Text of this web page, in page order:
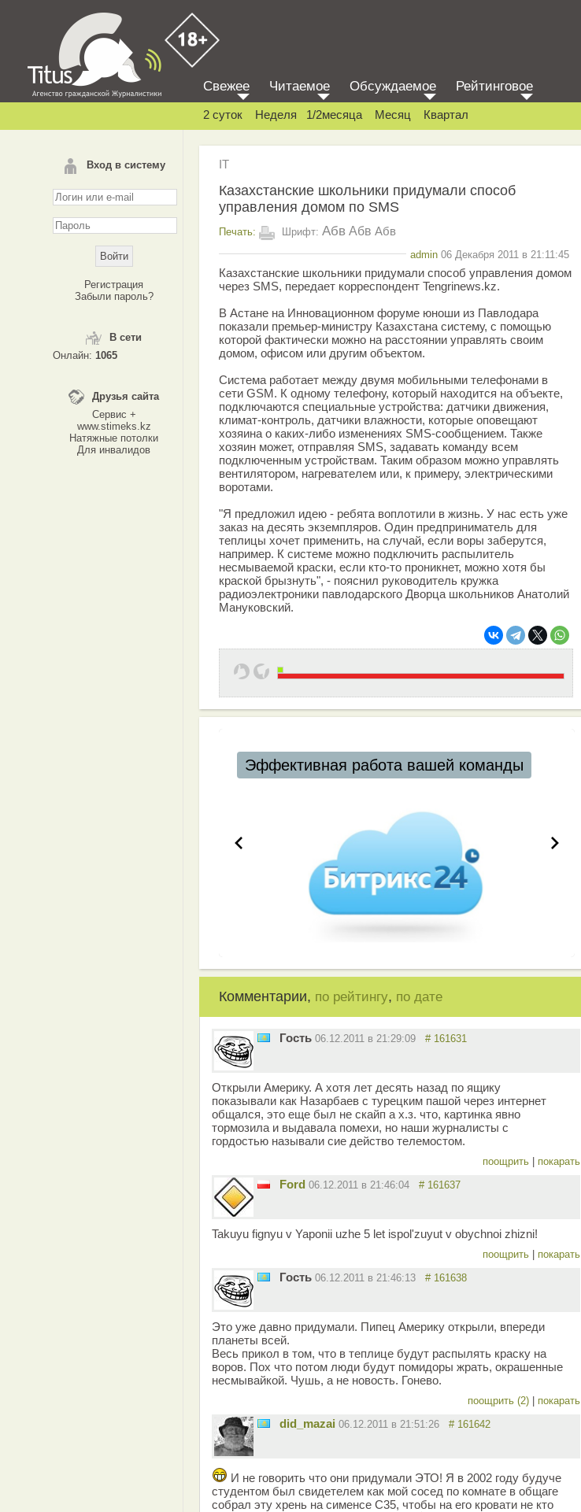
Вход в систему
Регистрация
Забыли пароль?
В сети
Онлайн: 1065
Друзья сайта
Сервис +
www.stimeks.kz
Натяжные потолки
Для инвалидов
Свежее Читаемое Обсуждаемое Рейтинговое
2 суток Неделя 1/2месяца Месяц Квартал
IT
Казахстанские школьники придумали способ
управления домом по SMS
Печать: Шрифт: Абв Абв Абв
admin 06 Декабря 2011 в 21:11:45
Казахстанские школьники придумали способ управления домом
через SMS, передает корреспондент Tengrinews.kz.
В Астане на Инновационном форуме юноши из Павлодара
показали премьер-министру Казахстана систему, с помощью
которой фактически можно на расстоянии управлять своим
домом, офисом или другим объектом.
Система работает между двумя мобильными телефонами в
сети GSM. К одному телефону, который находится на объекте,
подключаются специальные устройства: датчики движения,
климат-контроль, датчики влажности, которые оповещают
хозяина о каких-либо изменениях SMS-сообщением. Также
хозяин может, отправляя SMS, задавать команду всем
подключенным устройствам. Таким образом можно управлять
вентилятором, нагревателем или, к примеру, электрическими
воротами.
"Я предложил идею - ребята воплотили в жизнь. У нас есть уже
заказ на десять экземпляров. Один предприниматель для
теплицы хочет применить, на случай, если воры заберутся,
например. К системе можно подключить распылитель
несмываемой краски, если кто-то проникнет, можно хотя бы
краской брызнуть", - пояснил руководитель кружка
радиоэлектроники павлодарского Дворца школьников Анатолий
Мануковский.
Эффективная работа вашей команды
Комментарии, по рейтингу, по дате
Гость 06.12.2011 в 21:29:09 # 161631
Открыли Америку. А хотя лет десять назад по ящику
показывали как Назарбаев с турецким пашой через интернет
общался, это еще был не скайп а х.з. что, картинка явно
тормозила и выдавала помехи, но наши журналисты с
гордостью называли сие действо телемостом.
поощрить покарать
Ford 06.12.2011 в 21:46:04 # 161637
Takuyu fignyu v Yaponii uzhe 5 let ispol'zuyut v obychnoi zhizni!
поощрить покарать
Гость 06.12.2011 в 21:46:13 # 161638
Это уже давно придумали. Пипец Америку открыли, впереди
планеты всей.
Весь прикол в том, что в теплице будут распылять краску на
воров. Пох что потом люди будут помидоры жрать, окрашенные
несмывайкой. Чушь, а не новость. Гонево.
поощрить (2) покарать
did_mazai 06.12.2011 в 21:51:26 # 161642
И не говорить что они придумали ЭТО! Я в 2002 году будуче
студентом был свидетелем как мой сосед по комнате в общаге
собрал эту хрень на сименсе С35, чтобы на его кровати не кто